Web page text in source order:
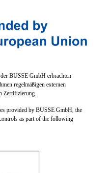
BUSSE GmbH erbrachten
regelmäßigen externen
Zertifizierung.
provided by BUSSE GmbH, the
as part of the following